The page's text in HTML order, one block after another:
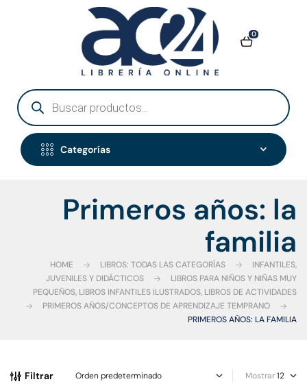
0
Categorías
Primeros años: la
familia
HOME LIBROS: TODAS LAS CATEGORÍAS
INFANTILES,
JUVENILES Y DIDÁCTICOS
LIBROS PARA NIÑOS Y NIÑAS MUY
PEQUEÑOS, LIBROS INFANTILES ILUSTRADOS, LIBROS DE ACTIVIDADES
PRIMEROS AÑOS/CONCEPTOS DE APRENDIZAJE TEMPRANO
PRIMEROS AÑOS: LA FAMILIA
Filtrar Mostrar